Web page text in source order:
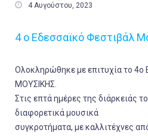
 4 Αυγούστου, 2023
4 ο Εδεσσαϊκό Φεστιβάλ
Ολοκληρώθηκε με επιτυχία το
ΜΟΥΣΙΚΗΣ.
Στις επτά ημέρες της διάρκειάς
διαφορετικά μουσικά
συγκροτήματα, με καλλιτέχνες